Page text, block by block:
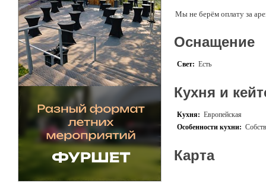
Мы не берём оплату за
Приходите к нам в гости,
Большой и светлый зал,
Оснащение
Свет: Есть
Кухня и
Кухня: Европейская
Особенности кухни:
Карта